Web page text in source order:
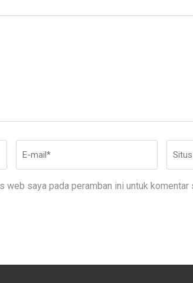
mail*
Web
web saya pada peramban ini untuk komentar